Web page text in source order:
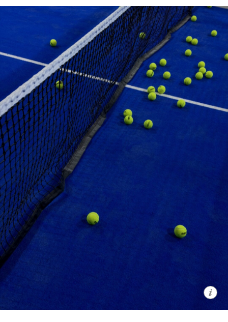
без испанского опыта, где падел
является частью национальной
культуры. Стояла задача — взять все
лучшее и адаптировать под наш
проект», — говорит представитель
команды.
Культура заботы коснулась и
оборудования: в клуб можно приходить
как со своими ракетками, так и брать
их в аренду — в арсенале есть
инвентарь для всех видов ракеточного
спорта.